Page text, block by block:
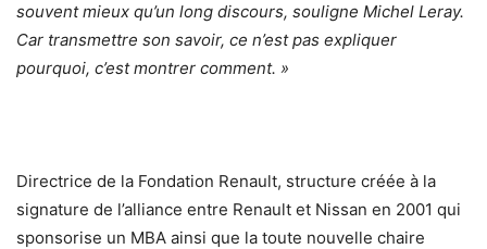
souvent mieux qu’un long discours, souligne Michel Leray.
Car transmettre son savoir, ce n’est pas expliquer
pourquoi, c’est montrer comment. »
Directrice de la Fondation Renault, structure créée à la
signature de l’alliance entre Renault et Nissan en 2001 qui
sponsorise un MBA ainsi que la toute nouvelle chaire